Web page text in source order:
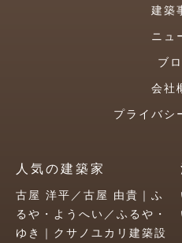
建築
ニュ
ブ
会社
プライバシ
人気の建築家
古屋 洋平／古屋 由貴｜ふ
るや・ようへい／ふるや・
ゆき｜クサノユカリ建築設